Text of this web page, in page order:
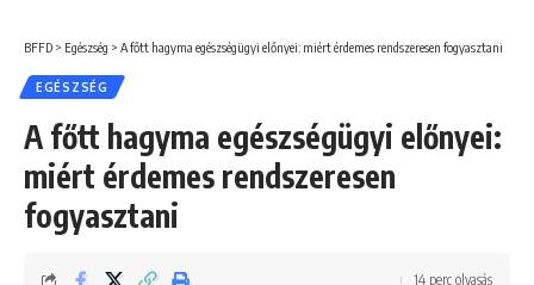
BFFD > Egészség > A főtt hagyma egészségügyi előnyei: miért érdemes rendszeresen fogyasztani
EGÉSZSÉG
A főtt hagyma egészségügyi előnyei:
miért érdemes rendszeresen
fogyasztani
14 perc olvasás